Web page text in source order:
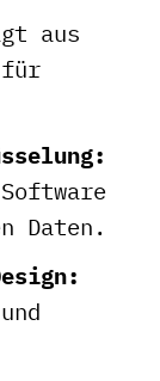
aus
für
Daten.